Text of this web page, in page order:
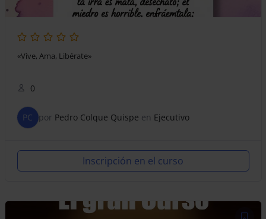
«Vive, Ama, Libérate»
0
PC por Pedro Colque Quispe en Ejecutivo
Inscripción en el curso